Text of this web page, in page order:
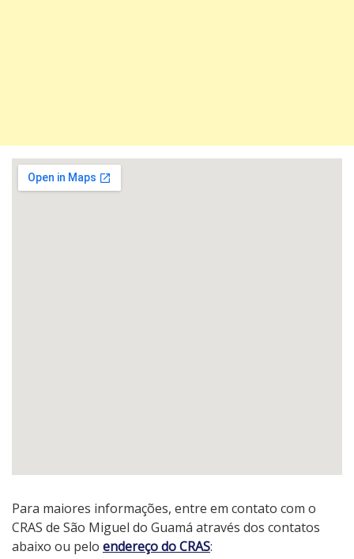
Para maiores informações, entre em contato com o
CRAS de São Miguel do Guamá através dos contatos
abaixo ou pelo endereço do CRAS: